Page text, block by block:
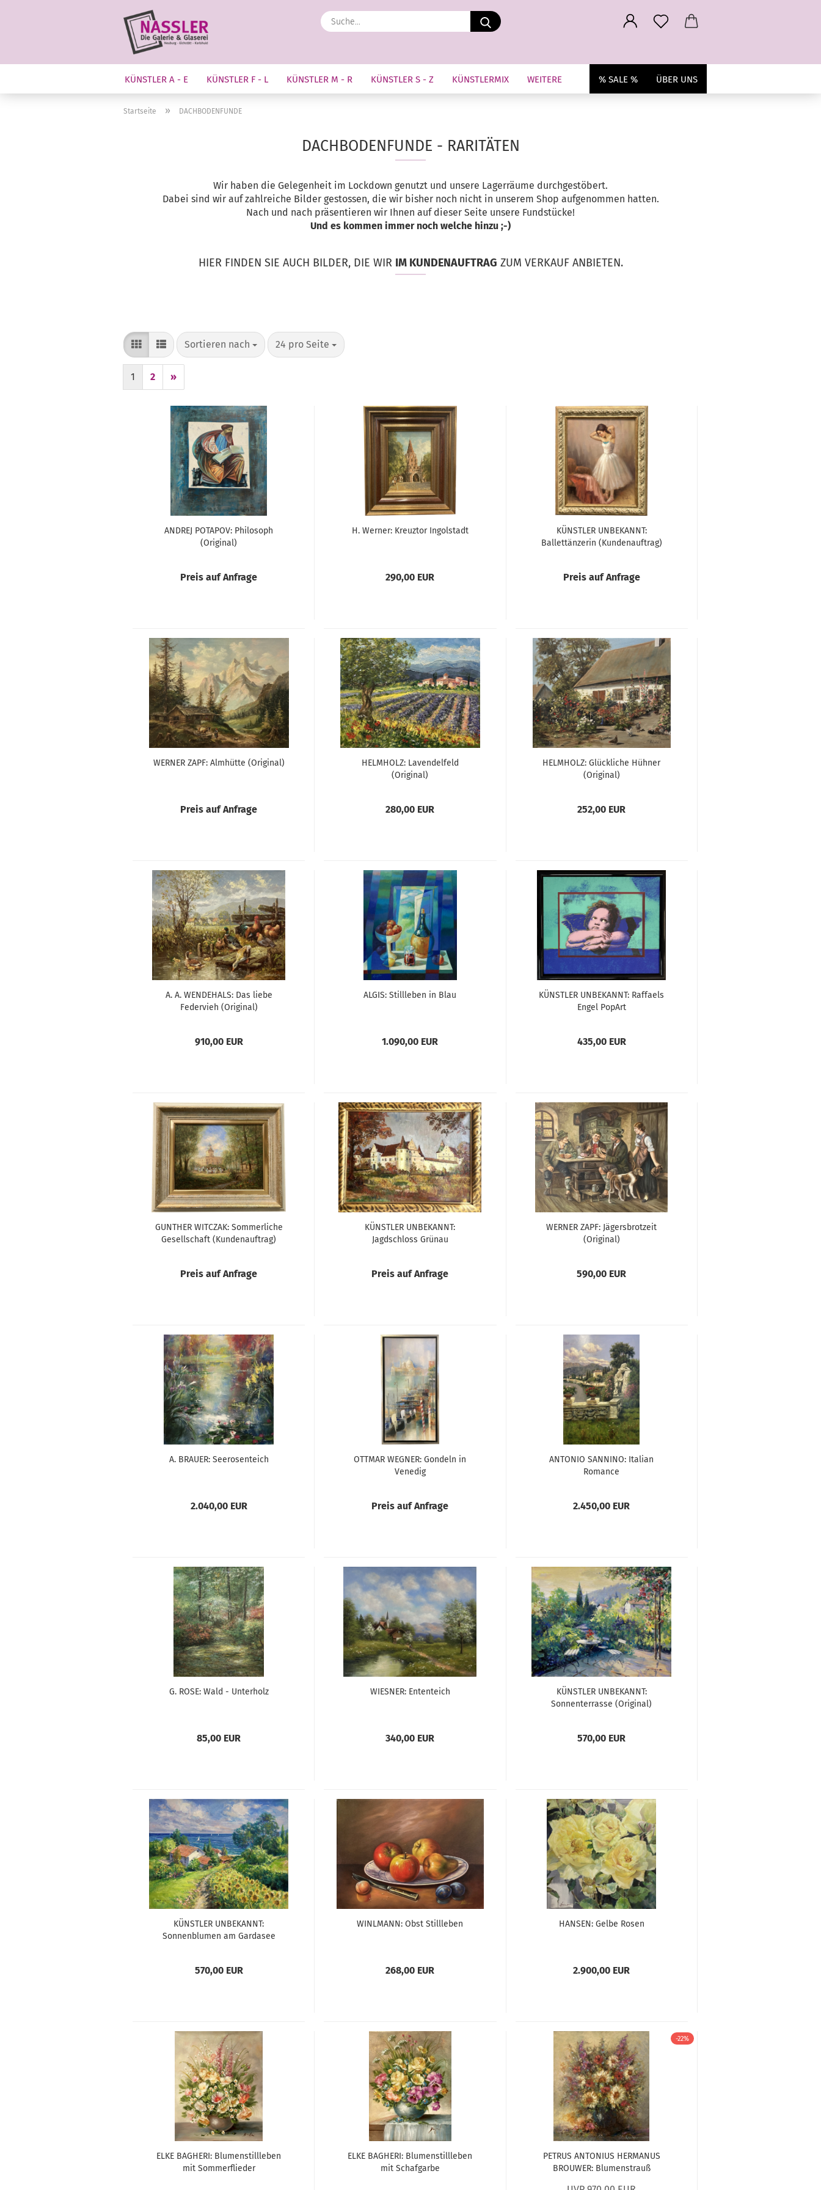
Suche...
KÜNSTLER A - E KÜNSTLER F - L KÜNSTLER M - R KÜNSTLER S - Z KÜNSTLERMIX % SALE % ÜBER UNS
WEITERE
Startseite » DACHBODENFUNDE
DACHBODENFUNDE - RARITÄTEN
Wir haben die Gelegenheit im Lockdown genutzt und unsere Lagerräume durchgestöbert.
Dabei sind wir auf zahlreiche Bilder gestossen, die wir bisher noch nicht in unserem Shop aufgenommen hatten.
Nach und nach präsentieren wir Ihnen auf dieser Seite unsere Fundstücke!
Und es kommen immer noch welche hinzu ;-)
HIER FINDEN SIE AUCH BILDER, DIE WIR IM KUNDENAUFTRAG ZUM VERKAUF ANBIETEN.
Sortieren nach
Sortieren nach 24 pro Seite
pro Seite
1 2 »
ANDREJ POTAPOV: Philosoph
(Original)
Preis auf Anfrage
H. Werner: Kreuztor Ingolstadt
290,00 EUR
KÜNSTLER UNBEKANNT:
Ballettänzerin (Kundenauftrag)
Preis auf Anfrage
WERNER ZAPF: Almhütte (Original)
Preis auf Anfrage
HELMHOLZ: Lavendelfeld
(Original)
280,00 EUR
HELMHOLZ: Glückliche Hühner
(Original)
252,00 EUR
A. A. WENDEHALS: Das liebe
Federvieh (Original)
910,00 EUR
ALGIS: Stillleben in Blau
1.090,00 EUR
KÜNSTLER UNBEKANNT: Raffaels
Engel PopArt
435,00 EUR
GUNTHER WITCZAK: Sommerliche
Gesellschaft (Kundenauftrag)
Preis auf Anfrage
KÜNSTLER UNBEKANNT:
Jagdschloss Grünau
Preis auf Anfrage
WERNER ZAPF: Jägersbrotzeit
(Original)
590,00 EUR
A. BRAUER: Seerosenteich
2.040,00 EUR
OTTMAR WEGNER: Gondeln in
Venedig
Preis auf Anfrage
ANTONIO SANNINO: Italian
Romance
2.450,00 EUR
G. ROSE: Wald - Unterholz
85,00 EUR
WIESNER: Ententeich
340,00 EUR
KÜNSTLER UNBEKANNT:
Sonnenterrasse (Original)
570,00 EUR
KÜNSTLER UNBEKANNT:
Sonnenblumen am Gardasee
570,00 EUR
WINLMANN: Obst Stillleben
268,00 EUR
HANSEN: Gelbe Rosen
2.900,00 EUR
ELKE BAGHERI: Blumenstillleben
mit Sommerflieder
ELKE BAGHERI: Blumenstillleben
mit Schafgarbe
-22%
PETRUS ANTONIUS HERMANUS
BROUWER: Blumenstrauß